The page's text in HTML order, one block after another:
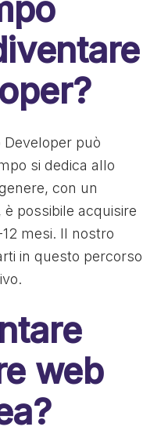
può
si dedica allo
con un
possibile acquisire
mesi. Il nostro
in questo percorso
web